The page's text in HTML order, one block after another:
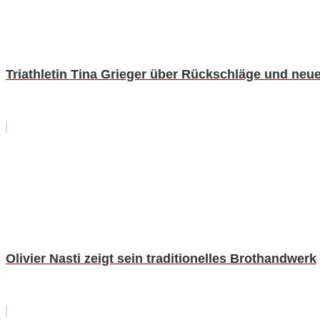
Triathletin Tina Grieger über Rückschläge und
Olivier Nasti zeigt sein traditionelles Brothandwerk